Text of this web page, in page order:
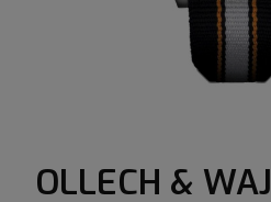
OLLECH &